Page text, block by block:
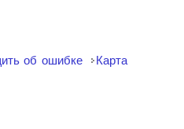
об ошибке Карта